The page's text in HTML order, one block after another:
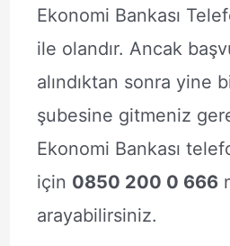
Ekonomi Bankası
ile olandır. Ancak
alındıktan sonra yine
şubesine gitmeniz
Ekonomi Bankası
için 0850 200 0 666
arayabilirsiniz.